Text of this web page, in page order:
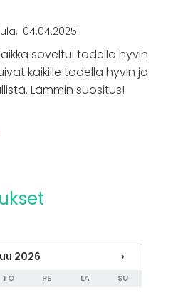
04.04.2025
soveltui todella hyvin
kaikille todella hyvin ja
Lämmin suositus!
2026 ›
TO PE LA SU